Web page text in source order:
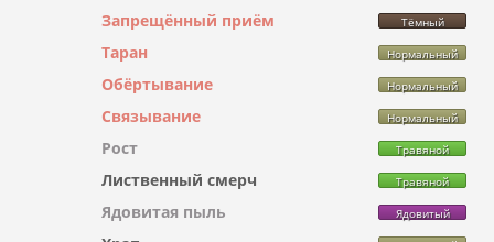
Запрещённый приём Тёмный
Таран Нормальный
Обёртывание Нормальный
Связывание Нормальный
Рост Травяной
Лиственный смерч Травяной
Ядовитая пыль Ядовитый